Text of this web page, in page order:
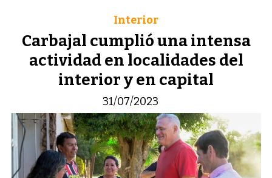
Carbajal cumplió una intensa
actividad en localidades del
interior y en capital
Interior
31/07/2023